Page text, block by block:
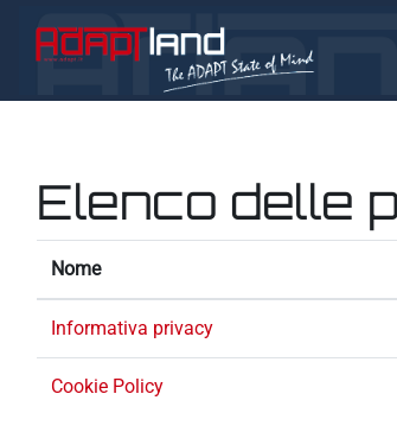
Elenco delle
Nome
Informativa privacy
Cookie Policy